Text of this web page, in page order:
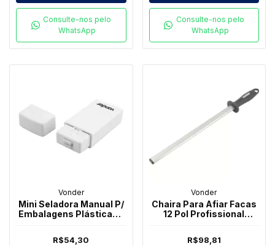
Consulte-nos pelo
WhatsApp
Consulte-nos pelo
WhatsApp
Vonder
Mini Seladora Manual P/
Embalagens Plásticas -
R$54,30
Vonder
Chaira Para Afiar Facas
12 Pol Profissional
R$98,81